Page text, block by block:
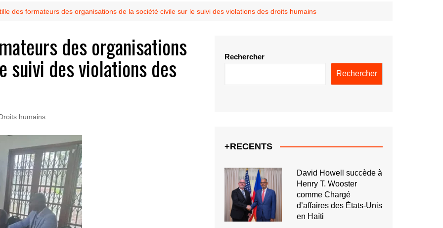
Culture
Société
Agriculture
Littérature
des formateurs des organisations de la société civile sur le suivi des violations des droits humains
des organisations
suivi des violations des
humains
Rechercher
Rechercher
+RECENTS
David Howell succède à
Henry T. Wooster
comme Chargé
d’affaires des États-Unis
en Haïti